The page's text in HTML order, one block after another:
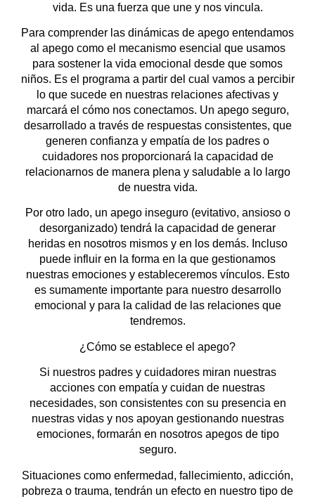
vida. Es una fuerza que une y nos vincula.
Para comprender las dinámicas de apego entendamos
al apego como el mecanismo esencial que usamos
para sostener la vida emocional desde que somos
niños. Es el programa a partir del cual vamos a percibir
lo que sucede en nuestras relaciones afectivas y
marcará el cómo nos conectamos. Un apego seguro,
desarrollado a través de respuestas consistentes, que
generen confianza y empatía de los padres o
cuidadores nos proporcionará la capacidad de
relacionarnos de manera plena y saludable a lo largo
de nuestra vida.
Por otro lado, un apego inseguro (evitativo, ansioso o
desorganizado) tendrá la capacidad de generar
heridas en nosotros mismos y en los demás. Incluso
puede influir en la forma en la que gestionamos
nuestras emociones y estableceremos vínculos. Esto
es sumamente importante para nuestro desarrollo
emocional y para la calidad de las relaciones que
tendremos.
¿Cómo se establece el apego?
Si nuestros padres y cuidadores miran nuestras
acciones con empatía y cuidan de nuestras
necesidades, son consistentes con su presencia en
nuestras vidas y nos apoyan gestionando nuestras
emociones, formarán en nosotros apegos de tipo
seguro.
Situaciones como enfermedad, fallecimiento, adicción,
pobreza o trauma, tendrán un efecto en nuestro tipo de